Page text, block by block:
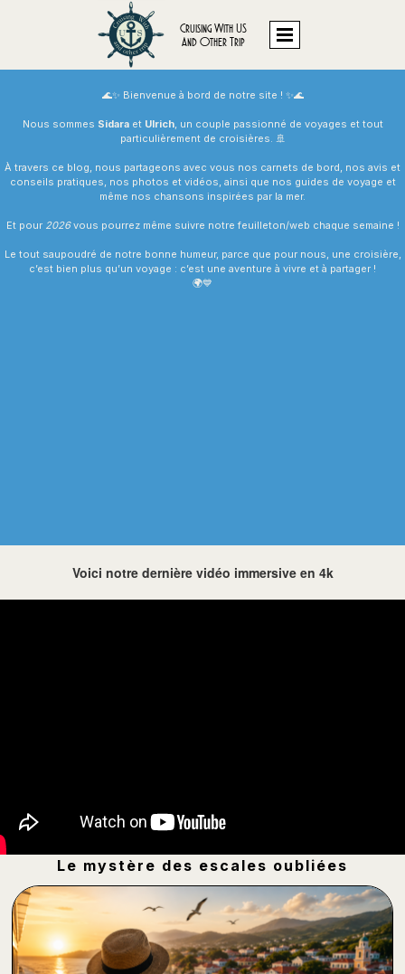
Cruising With US
And Other Trip
🌊✨ Bienvenue à bord de notre site ! ✨🌊
Nous sommes Sidaraet Ulrich, un couple passionné de voyages et tout
particulièrement de croisières. 🚢
À travers ce blog, nous partageons avec vous nos carnets de bord, nos avis et
conseils pratiques, nos photos et vidéos, ainsi que nos guides de voyage et
même nos chansons inspirées par la mer.
Et pour 2026vous pourrez même suivre notrefeuilleton/web chaque semaine !
Le tout saupoudré de notre bonne humeur, parce que pour nous, une croisière,
c’est bien plus qu’un voyage : c’est une aventure à vivre et à partager !
🌍💙
Voici notre dernière vidéo immersive en 4k
Le mystère des escales oubliées